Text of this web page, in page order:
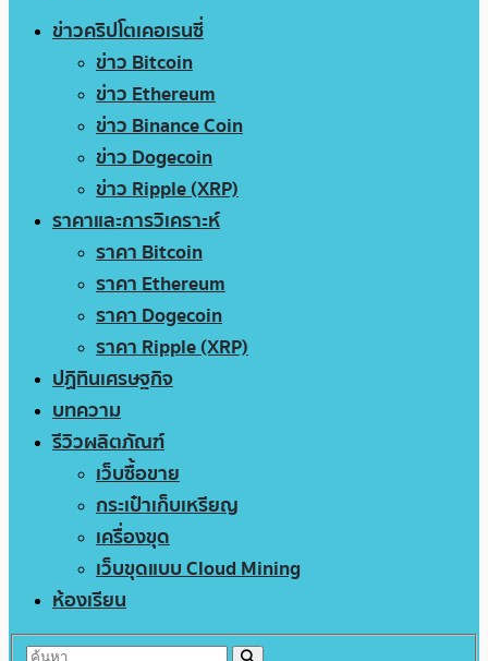
ข่าวคริปโตเคอเรนซี่
ข่าว Bitcoin
ข่าว Ethereum
ข่าว Binance Coin
ข่าว Dogecoin
ข่าว Ripple (XRP)
ราคาและการวิเคราะห์
ราคา Bitcoin
ราคา Ethereum
ราคา Dogecoin
ราคา Ripple (XRP)
ปฏิทินเศรษฐกิจ
บทความ
รีวิวผลิตภัณฑ์
เว็บซื้อขาย
กระเป๋าเก็บเหรียญ
เครื่องขุด
เว็บขุดแบบ Cloud Mining
ห้องเรียน